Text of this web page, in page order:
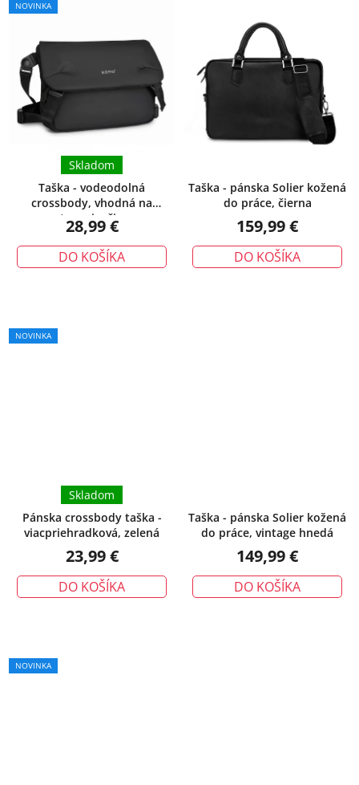
NOVINKA
Taška - vodeodolná
crossbody, vhodná na
cestovanie, čierna
Skladom
28,99 €
DO KOŠÍKA
Taška - pánska Solier kožená
do práce, čierna
159,99 €
DO KOŠÍKA
NOVINKA
Pánska crossbody taška -
viacpriehradková, zelená
Skladom
23,99 €
DO KOŠÍKA
Taška - pánska Solier kožená
do práce, vintage hnedá
149,99 €
DO KOŠÍKA
NOVINKA